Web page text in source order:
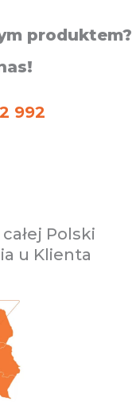
produktem?
992
Polski
u Klienta